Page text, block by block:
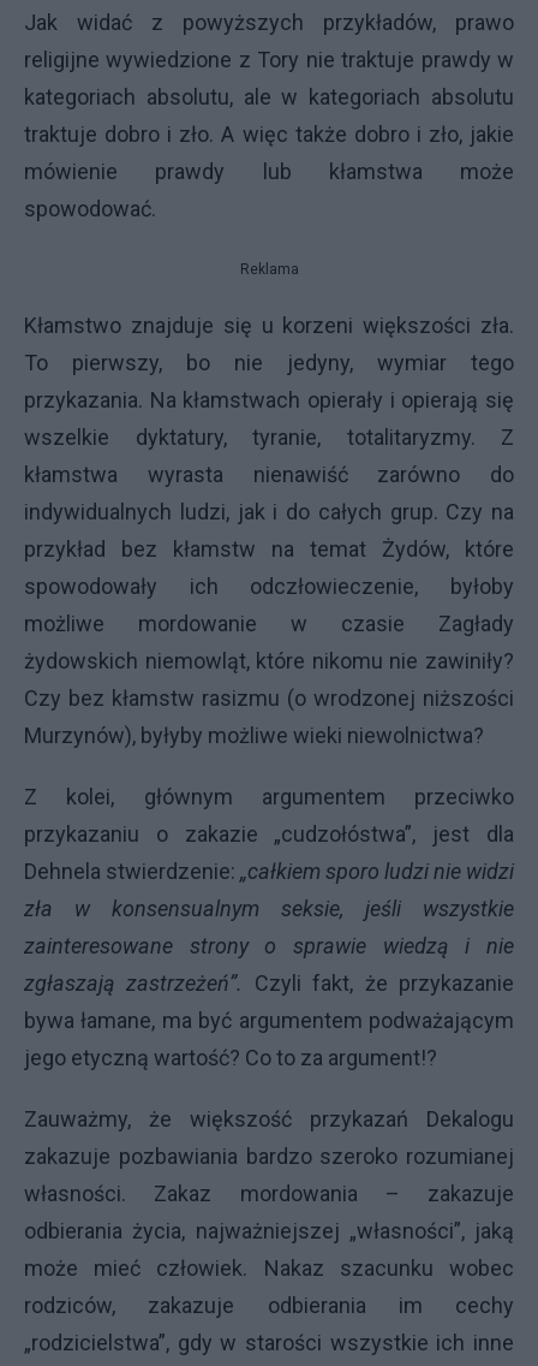
Jak widać z powyższych przykładów, prawo
religijne wywiedzione z Tory nie traktuje prawdy w
kategoriach absolutu, ale w kategoriach absolutu
traktuje dobro i zło. A więc także dobro i zło, jakie
mówienie prawdy lub kłamstwa może
spowodować.
Reklama
Kłamstwo znajduje się u korzeni większości zła.
To pierwszy, bo nie jedyny, wymiar tego
przykazania. Na kłamstwach opierały i opierają się
wszelkie dyktatury, tyranie, totalitaryzmy. Z
kłamstwa wyrasta nienawiść zarówno do
indywidualnych ludzi, jak i do całych grup. Czy na
przykład bez kłamstw na temat Żydów, które
spowodowały ich odczłowieczenie, byłoby
możliwe mordowanie w czasie Zagłady
żydowskich niemowląt, które nikomu nie zawiniły?
Czy bez kłamstw rasizmu (o wrodzonej niższości
Murzynów), byłyby możliwe wieki niewolnictwa?
Z kolei, głównym argumentem przeciwko
przykazaniu o zakazie „cudzołóstwa”, jest dla
Dehnela stwierdzenie: „całkiem sporo ludzi nie widzi
zła w konsensualnym seksie, jeśli wszystkie
zainteresowane strony o sprawie wiedzą i nie
zgłaszają zastrzeżeń”.
Czyli fakt, że przykazanie
bywa łamane, ma być argumentem podważającym
jego etyczną wartość? Co to za argument!?
Zauważmy, że większość przykazań Dekalogu
zakazuje pozbawiania bardzo szeroko rozumianej
własności. Zakaz mordowania – zakazuje
odbierania życia, najważniejszej „własności”, jaką
może mieć człowiek. Nakaz szacunku wobec
rodziców, zakazuje odbierania im cechy
„rodzicielstwa”, gdy w starości wszystkie ich inne